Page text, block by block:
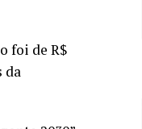
foi de R$
da